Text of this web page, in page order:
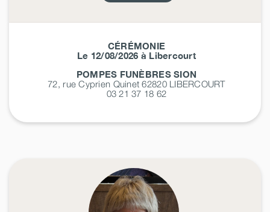
CÉRÉMONIE
Le 12/08/2026 à Libercourt
POMPES FUNÈBRES SION
72, rue Cyprien Quinet 62820 LIBERCOURT
03 21 37 18 62